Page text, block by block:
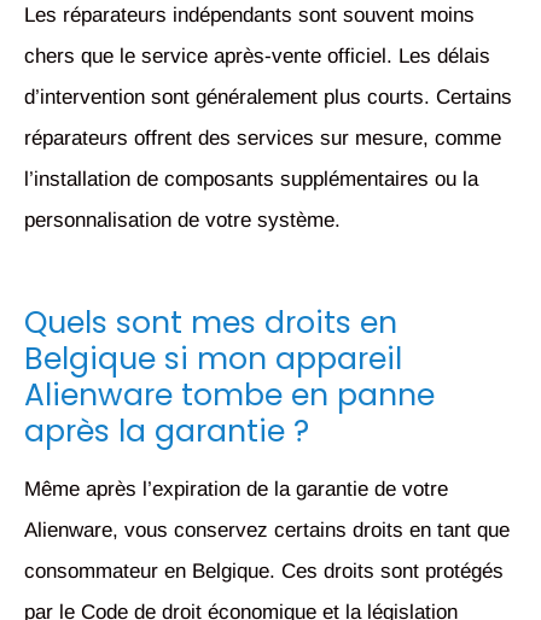
Les réparateurs indépendants sont souvent moins
chers que le service après-vente officiel. Les délais
d’intervention sont généralement plus courts. Certains
réparateurs offrent des services sur mesure, comme
l’installation de composants supplémentaires ou la
personnalisation de votre système.
Quels sont mes droits en
Belgique si mon appareil
Alienware tombe en panne
après la garantie ?
Même après l’expiration de la garantie de votre
Alienware, vous conservez certains droits en tant que
consommateur en Belgique. Ces droits sont protégés
par le Code de droit économique et la législation